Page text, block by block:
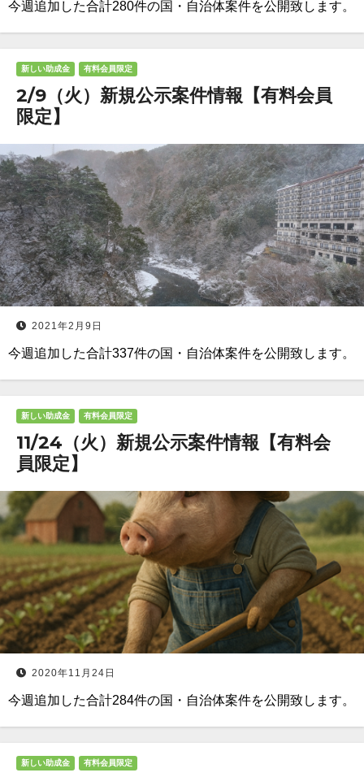
今週追加した合計280件の国・自治体案件を公開致します。
新しい助成金 有料会員限定
2/9（火）新規公示案件情報【有料会員
限定】
2021年2月9日
今週追加した合計337件の国・自治体案件を公開致します。
新しい助成金 有料会員限定
11/24（火）新規公示案件情報【有料会
員限定】
2020年11月24日
今週追加した合計284件の国・自治体案件を公開致します。
新しい助成金 有料会員限定